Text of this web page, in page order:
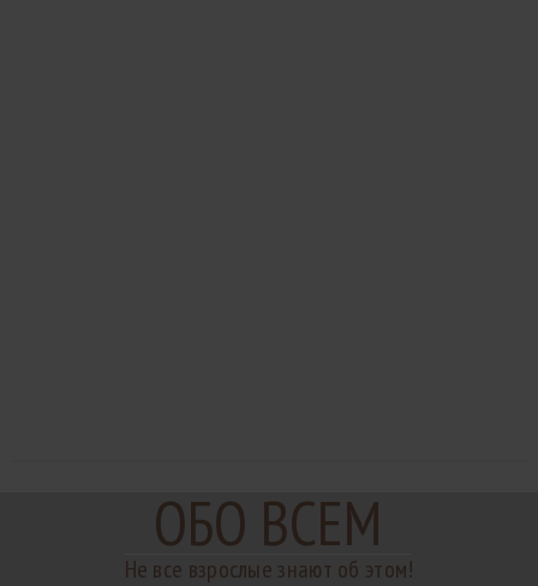
ОБО ВСЕМ
Не все взрослые знают об этом!